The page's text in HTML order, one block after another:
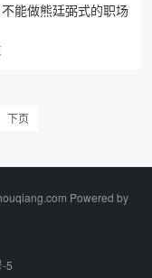
能做熊廷弼式的职场
下页
Powered by
5